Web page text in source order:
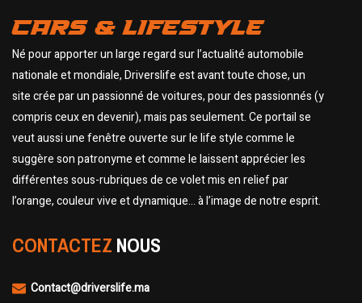
CARS & LIFESTYLE
Né pour apporter un large regard sur l’actualité automobile
nationale et mondiale, Driverslife est avant toute chose, un
site crée par un passionné de voitures, pour des passionnés (y
compris ceux en devenir), mais pas seulement. Ce portail se
veut aussi une fenêtre ouverte sur le life style comme le
suggère son patronyme et comme le laissent apprécier les
différentes sous-rubriques de ce volet mis en relief par
l’orange, couleur vive et dynamique… à l’image de notre esprit.
CONTACTEZ NOUS
Contact@driverslife.ma